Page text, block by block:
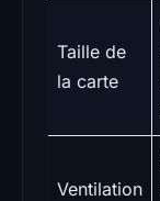
Taille de
la carte
Ventilation